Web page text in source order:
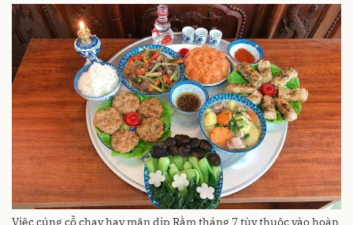
Việc cúng cỗ chay hay mặn dịp Rằm tháng 7 tùy thuộc vào hoàn